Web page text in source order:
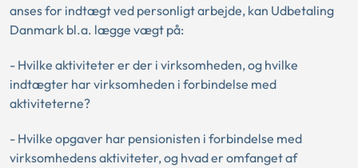
anses for indtægt ved personligt arbejde, kan Udbetaling
Danmark bl.a. lægge vægt på:
- Hvilke aktiviteter er der i virksomheden, og hvilke
indtægter har virksomheden i forbindelse med
aktiviteterne?
- Hvilke opgaver har pensionisten i forbindelse med
virksomhedens aktiviteter, og hvad er omfanget af